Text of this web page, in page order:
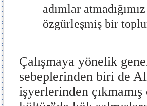
adımlar
özgürleşmiş bir
Çalışmaya yönelik
sebeplerinden biri de
işyerlerinden